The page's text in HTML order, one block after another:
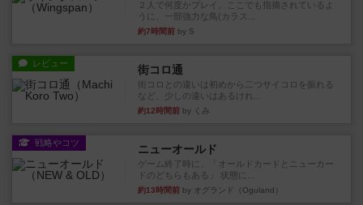
２人で何度かプレイ。ここでも指摘されているよ
うに、一部強力な鳥(カラス...
約7時間前 by S
レビュー 街コロ通
街コロとの違いは初めから二つサイコロを振れる
など、少しの違いはあるけれ...
約12時間前 by くみ
戦略やコツ ニューオールド
ゲーム終了時に、「オールドカードとニューカー
ドのどちらもある」 状態に...
約13時間前 by オグランド（Oguland）